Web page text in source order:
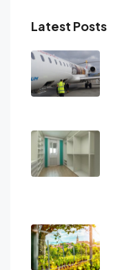
Latest Posts